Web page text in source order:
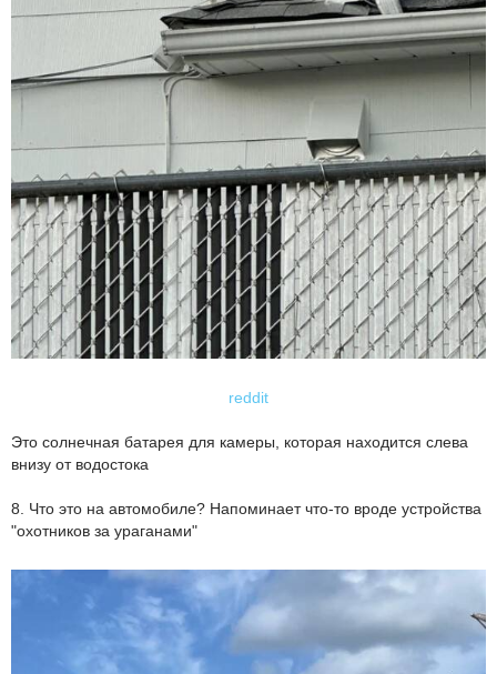
reddit
Это солнечная батарея для камеры, которая находится слева
внизу от водостока
8. Что это на автомобиле? Напоминает что-то вроде устройства
"охотников за ураганами"